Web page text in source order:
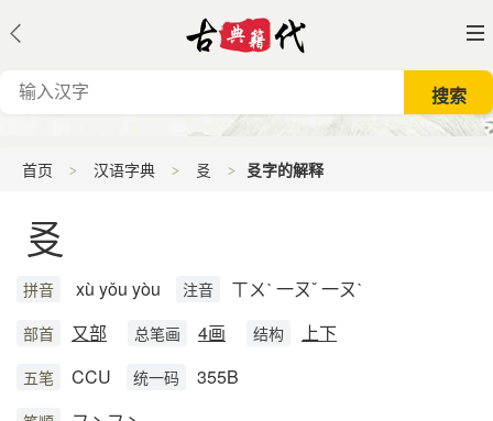
首页 汉语字典 㕛 㕛字的解释
㕛
拼音 xù yǒu yòu 注音 ㄒㄨˋ 一ㄡˇ 一ㄡˋ
部首 又部 总笔画 4画 结构 上下
五笔 CCU 统一码 355B